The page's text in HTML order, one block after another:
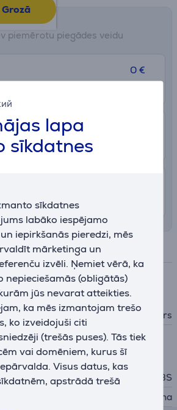
lapa
sīkdatnes
sīkdatnes
labāko iespējamo
iepirkšanās pieredzi, mēs
mārketinga un
izvēli. Ņemiet vērā, ka
nepieciešamās (obligātās)
jūs nevarat atteikties.
ka mēs izmantojam trešo
ko izveidojuši citi
(trešās puses). Tās tiek
vai domēniem, kurus šī
Visus datus, kas
apstrādā trešā
Grozā
iespējas
piemērotu piegādes veidu
0 €
Specifikācija
Telefona aksesuārs
SBS
melna